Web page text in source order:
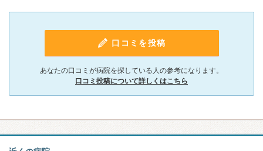
口コミを投稿
あなたの口コミが病院を探している人の参考になります。
口コミ投稿について詳しくはこちら